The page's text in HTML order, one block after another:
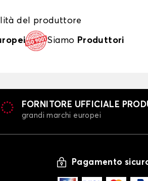
del produttore
Siamo Produttori
FORNITORE UFFICIALE
grandi marchi europei
Pagamento